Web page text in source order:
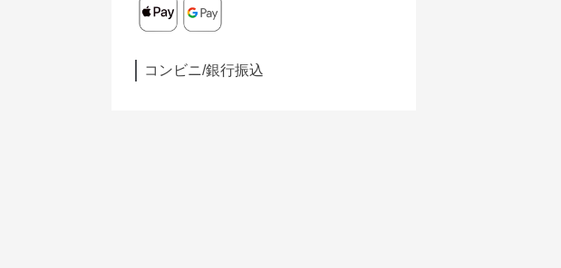
コンビニ/銀行振込